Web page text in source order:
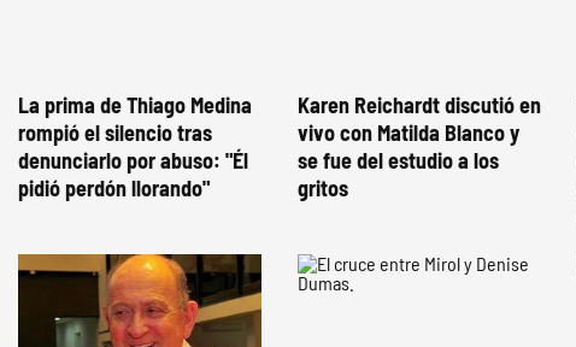
La prima de Thiago Medina
rompió el silencio tras
denunciarlo por abuso: "Él
pidió perdón llorando"
Karen Reichardt discutió en
vivo con Matilda Blanco y
se fue del estudio a los
gritos